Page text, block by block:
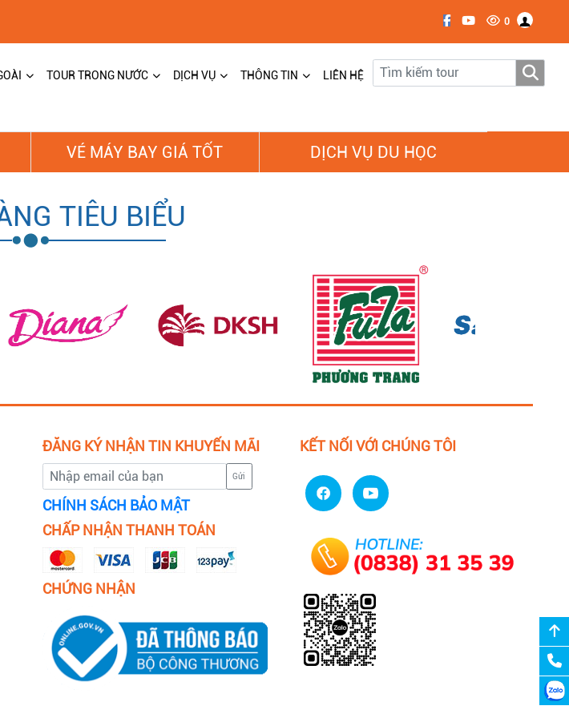
0
TOUR TRONG NƯỚC DỊCH VỤ THÔNG TIN LIÊN HỆ
VÉ MÁY BAY GIÁ TỐT DỊCH VỤ DU HỌC
TIÊU BIỂU
ĐĂNG KÝ NHẬN TIN KHUYẾN MÃI
Gửi
CHÍNH SÁCH BẢO MẬT
CHẤP NHẬN THANH TOÁN
CHỨNG NHẬN
KẾT NỐI VỚI CHÚNG TÔI